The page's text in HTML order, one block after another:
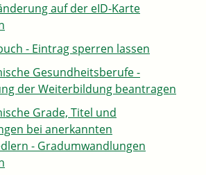
auf der eID-Karte
- Eintrag sperren lassen
Gesundheitsberufe -
der Weiterbildung beantragen
Grade, Titel und
bei anerkannten
- Gradumwandlungen